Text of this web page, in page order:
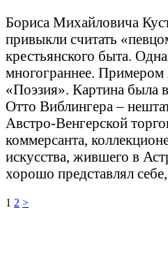
Бориса Михайловича
привыкли считать
крестьянского быта.
многограннее. Примером
«Поэзия». Картина была
Отто Виблингера –
Австро-Венгерской
коммерсанта,
искусства, жившего в
хорошо представлял
Навигация
Page
1 Page
2 >